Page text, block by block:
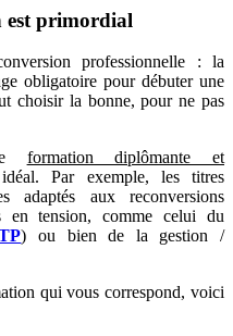
est primordial
professionnelle : la
obligatoire pour débuter une
choisir la bonne, pour ne pas
formation diplômante et
Par exemple, les titres
adaptés aux reconversions
en tension, comme celui du
) ou bien de la gestion /
qui vous correspond, voici